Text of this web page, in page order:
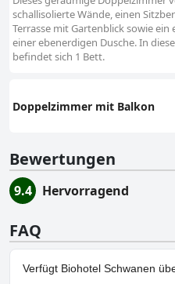
schallisolierte Wände, einen
Terrasse mit Gartenblick sowie ein
einer ebenerdigen Dusche. In
befindet sich 1 Bett.
Doppelzimmer mit Balkon
Bewertungen
9.4 Hervorragend
FAQ
Verfügt Biohotel Schwanen